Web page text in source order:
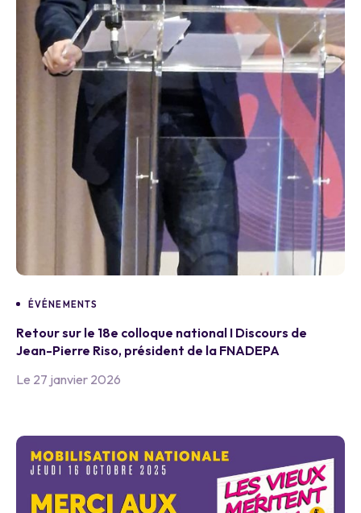
ÉVÉNEMENTS
Retour sur le 18e colloque national I Discours de
Jean-Pierre Riso, président de la FNADEPA
Le 27 janvier 2026